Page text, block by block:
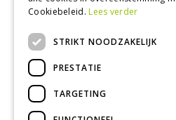
Tuincentrum Gouda
Kinderboerderij Gouda
Oranjeband zaden
BBQ Gouda
Tuinmeubelen
Zuid-Holland
Bergambacht
Cookiebeleid.Lees verder
STRIKT NOODZAKELIJK
PRESTATIE
TARGETING